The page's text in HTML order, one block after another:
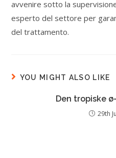
avvenire sotto la
esperto del settore per
del trattamento.
YOU MIGHT ALSO LIKE
Den tropiske
29th